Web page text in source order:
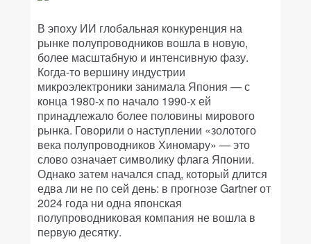
В эпоху ИИ глобальная конкуренция на
рынке полупроводников вошла в новую,
более масштабную и интенсивную фазу.
Когда-то вершину индустрии
микроэлектроники занимала Япония — с
конца 1980-х по начало 1990-х ей
принадлежало более половины мирового
рынка. Говорили о наступлении «золотого
века полупроводников Хиномару» — это
слово означает символику флага Японии.
Однако затем начался спад, который длится
едва ли не по сей день: в прогнозе Gartner от
2024 года ни одна японская
полупроводниковая компания не вошла в
первую десятку.